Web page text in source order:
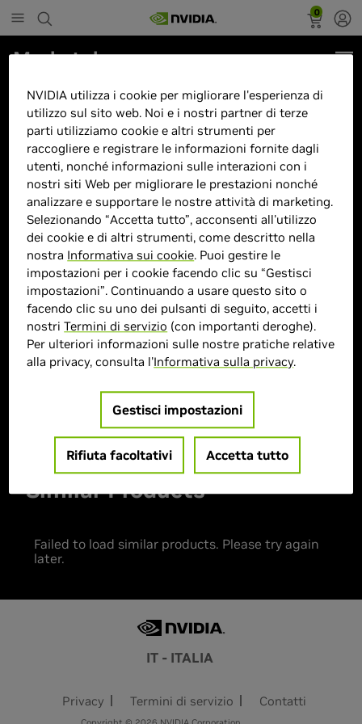
0
Marketplace
G3 BATTLEFIELD Ultra - Nvidia
RTX 5090, Ryzen 7 9800X3D,
32GB DDR5 6000mhz CL30, SSD
1TB
> GPU : GeForce RTX 5090
> CPU : Ryzen 7
> Dimensione memoria : 32 GB DDR5 DDR5
> Storage : 1TB (1000GB)
> MPN : P941233
Prodotto esaurito
Similar Products
Failed to load similar products. Please try again
later.
IT - ITALIA
Privacy Termini di servizio Contatti
NVIDIA utilizza i cookie per migliorare l'esperienza di
utilizzo sul sito web. Noi e i nostri partner di terze
parti utilizziamo cookie e altri strumenti per
raccogliere e registrare le informazioni fornite dagli
utenti, nonché informazioni sulle interazioni con i
nostri siti Web per migliorare le prestazioni nonché
analizzare e supportare le nostre attività di marketing.
Selezionando “Accetta tutto”, acconsenti all'utilizzo
dei cookie e di altri strumenti, come descritto nella
nostra Informativa sui cookie. Puoi gestire le
impostazioni per i cookie facendo clic su “Gestisci
impostazioni”. Continuando a usare questo sito o
facendo clic su uno dei pulsanti di seguito, accetti i
nostriTermini di servizio (con importanti deroghe).
Per ulteriori informazioni sulle nostre pratiche relative
alla privacy, consulta l'Informativa sulla privacy.
Gestisci impostazioni
Rifiuta facoltativi Accetta tutto